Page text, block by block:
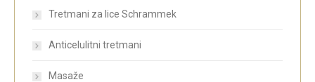
Tretmani za lice Schrammek
Anticelulitni tretmani
Masaže